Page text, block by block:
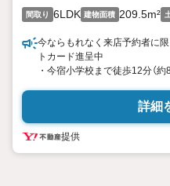
間取り 6LDK 建物面積 209.5m²
今ならもれなく来店予約者に
トカード進呈中
・今宿小学校まで徒歩12分（約
・最寄りのスーパー「マルキョ
ハウスフリーダム城南店の強み
【取り扱い物件が豊富】
詳細
提供